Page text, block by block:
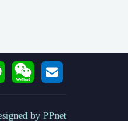
by PPnet